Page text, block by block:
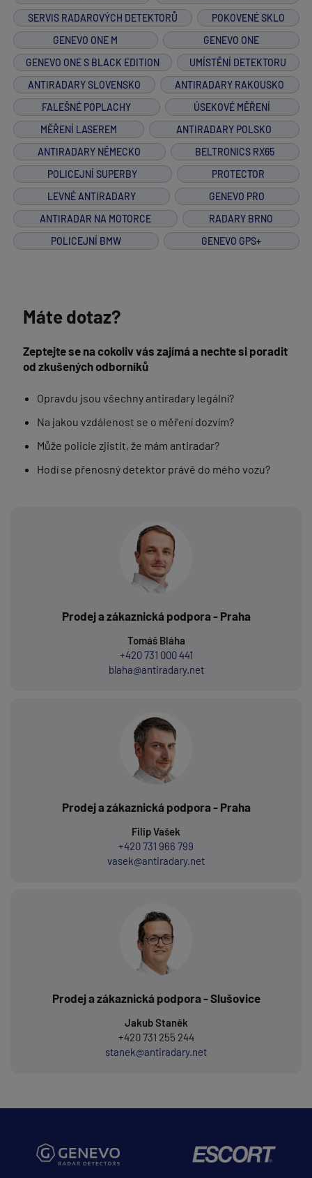
SERVIS RADAROVÝCH DETEKTORŮ
POKOVENÉ SKLO
GENEVO ONE M
GENEVO ONE
GENEVO ONE S BLACK EDITION
UMÍSTĚNÍ DETEKTORU
ANTIRADARY SLOVENSKO
ANTIRADARY RAKOUSKO
FALEŠNÉ POPLACHY
ÚSEKOVÉ MĚŘENÍ
MĚŘENÍ LASEREM
ANTIRADARY POLSKO
ANTIRADARY NĚMECKO
BELTRONICS RX65
POLICEJNÍ SUPERBY
PROTECTOR
LEVNÉ ANTIRADARY
GENEVO PRO
ANTIRADAR NA MOTORCE
RADARY BRNO
POLICEJNÍ BMW
GENEVO GPS+
Máte dotaz?
Zeptejte se na cokoliv vás zajímá a nechte si poradit
od zkušených odborníků
Opravdu jsou všechny antiradary legální?
Na jakou vzdálenost se o měření dozvím?
Může policie zjistit, že mám antiradar?
Hodí se přenosný detektor právě do mého vozu?
Prodej a zákaznická podpora - Praha
Tomáš Bláha
+420 731 000 441
blaha@antiradary.net
Prodej a zákaznická podpora - Praha
Filip Vašek
+420 731 966 799
vasek@antiradary.net
Prodej a zákaznická podpora - Slušovice
Jakub Staněk
+420 731 255 244
stanek@antiradary.net